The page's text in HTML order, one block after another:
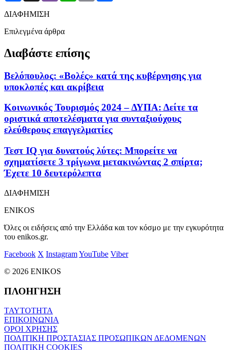
ΔΙΑΦΗΜΙΣΗ
Επιλεγμένα άρθρα
Διαβάστε επίσης
Βελόπουλος: «Βολές» κατά της κυβέρνησης για
υποκλοπές και ακρίβεια
Κοινωνικός Τουρισμός 2024 – ΔΥΠΑ: Δείτε τα
οριστικά αποτελέσματα για συνταξιούχους
ελεύθερους επαγγελματίες
Τεστ IQ για δυνατούς λύτες: Μπορείτε να
σχηματίσετε 3 τρίγωνα μετακινώντας 2 σπίρτα;
Έχετε 10 δευτερόλεπτα
ΔΙΑΦΗΜΙΣΗ
ENIKOS
Όλες οι ειδήσεις από την Ελλάδα και τον κόσμο με την εγκυρότητα
του enikos.gr.
Facebook X InstagramYouTube Viber
© 2026 ENIKOS
ΠΛΟΗΓΗΣΗ
ΤΑΥΤΟΤΗΤΑ
ΕΠΙΚΟΙΝΩΝΙΑ
ΟΡΟΙ ΧΡΗΣΗΣ
ΠΟΛΙΤΙΚΗ ΠΡΟΣΤΑΣΙΑΣ ΠΡΟΣΩΠΙΚΩΝ ΔΕΔΟΜΕΝΩΝ
ΠΟΛΙΤΙΚΗ COOKIES